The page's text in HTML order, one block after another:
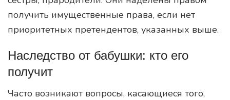
получить имущественные права, если нет
приоритетных претендентов, указанных выше.
Наследство от бабушки: кто его
получит
Часто возникают вопросы, касающиеся того,